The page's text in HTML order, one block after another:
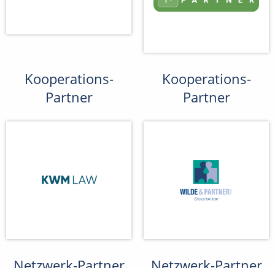
Kooperations-
Partner
Kooperations-
Partner